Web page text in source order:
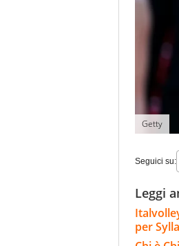
Getty
Seguici su:
Leggi
per